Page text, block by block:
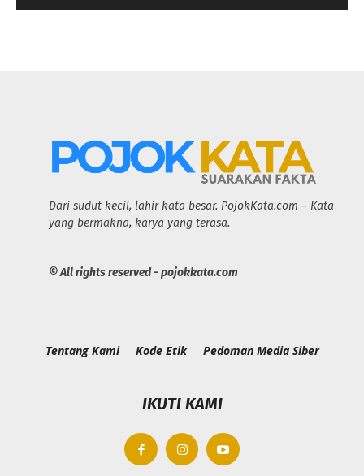
Dari sudut kecil, lahir kata besar. PojokKata.com – Kata
yang bermakna, karya yang terasa.
© All rights reserved - pojokkata.com
Tentang Kami Kode Etik Pedoman Media Siber
IKUTI KAMI